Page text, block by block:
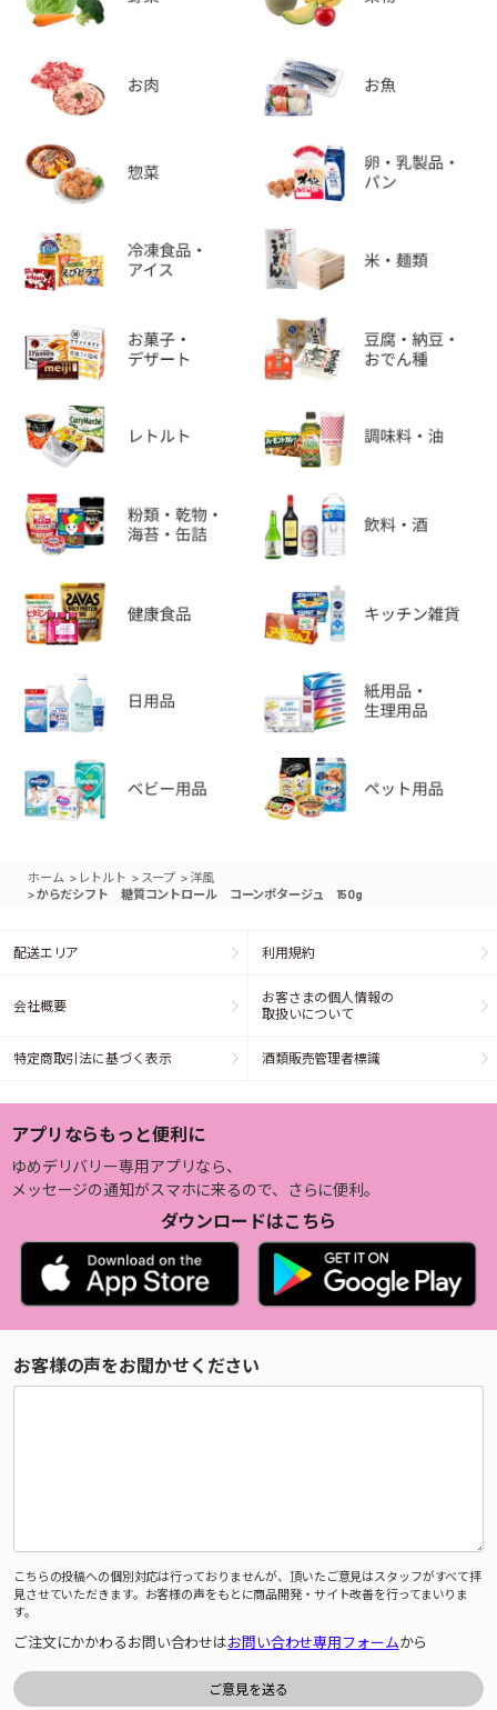
ホーム > レトルト > スープ > 洋風
>からだシフト 糖質コントロール コーンポタージュ 150g
配送エリア 利用規約
会社概要
お客さまの個人情報の
取扱いについて
特定商取引法に基づく表示 酒類販売管理者標識
アプリならもっと便利に
ゆめデリバリー専用アプリなら、
メッセージの通知がスマホに来るので、さらに便利。
ダウンロードはこちら
お客様の声をお聞かせください
こちらの投稿への個別対応は行っておりませんが、頂いたご意見はスタッフがすべて拝
見させていただきます。お客様の声をもとに商品開発・サイト改善を行ってまいりま
す。
ご注文にかかわるお問い合わせはお問い合わせ専用フォームから